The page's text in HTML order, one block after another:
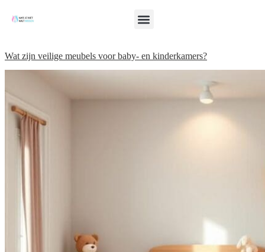
Wat zijn veilige meubels voor baby- en kinderkamers?